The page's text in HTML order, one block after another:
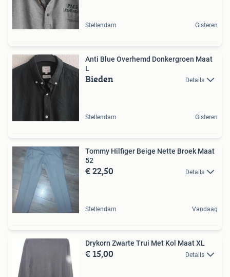
Stellendam Gisteren
Anti Blue Overhemd Donkergroen Maat
L
Bieden Details
Stellendam Gisteren
Tommy Hilfiger Beige Nette Broek Maat
52
€ 22,50 Details
Stellendam Vandaag
Drykorn Zwarte Trui Met Kol Maat XL
€ 15,00 Details